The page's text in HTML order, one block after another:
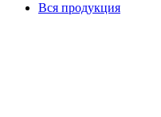
Вся продукция